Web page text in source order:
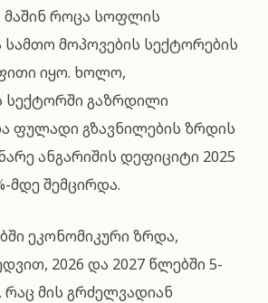
მაშინ როცა სოფლის
სამთო მოპოვების სექტორების
იყო. ხოლო,
სექტორში გაზრდილი
ფულადი გზავნილების ზრდის
ანგარიშის დეფიციტი 2025
მდე შემცირდა.
ეკონომიკური ზრდა,
2026 და 2027 წლებში 5-
რაც მის გრძელვადიან